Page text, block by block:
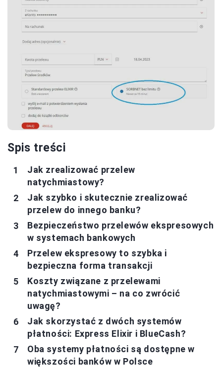
Spis treści
Jak zrealizować przelew
natychmiastowy?
Jak szybko i skutecznie zrealizować
przelew do innego banku?
Bezpieczeństwo przelewów ekspresowych
w systemach bankowych
Przelew ekspresowy to szybka i
bezpieczna forma transakcji
Koszty związane z przelewami
natychmiastowymi – na co zwrócić
uwagę?
Jak skorzystać z dwóch systemów
płatności: Express Elixir i BlueCash?
Oba systemy płatności są dostępne w
większości banków w Polsce